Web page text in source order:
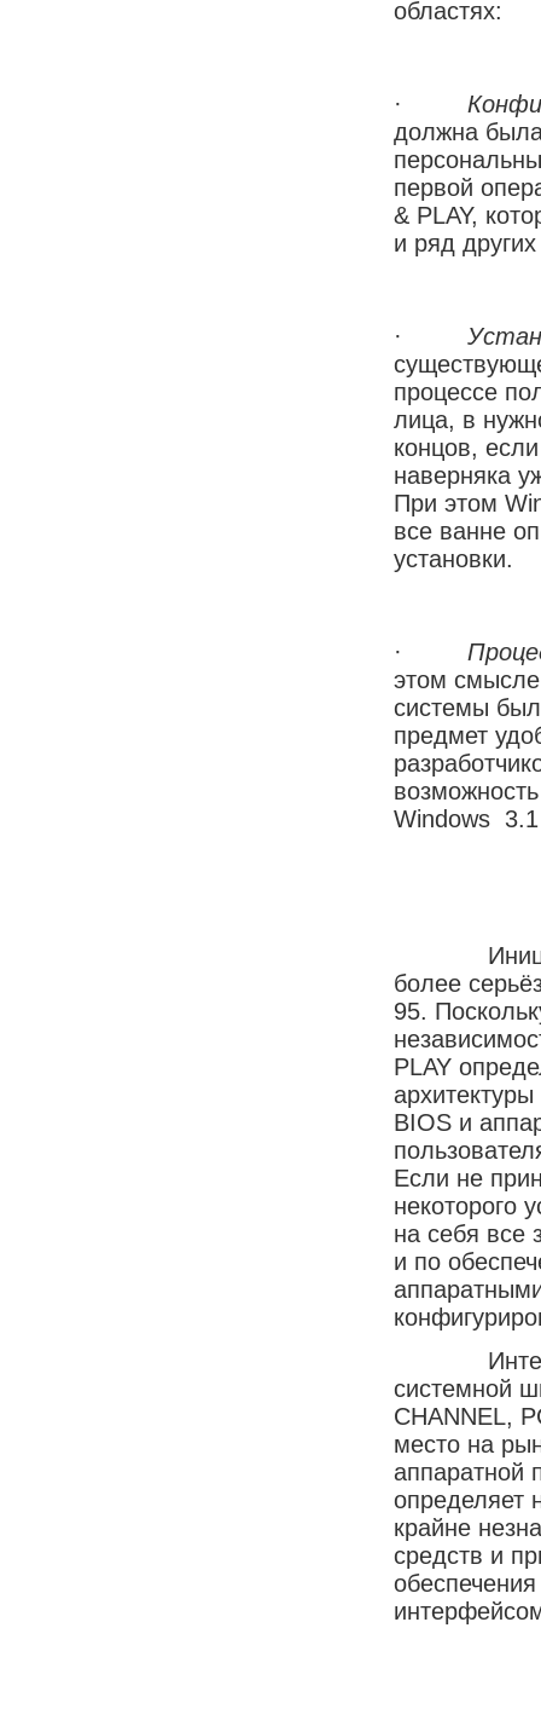
областях:
·
должна
первой
& PLAY,
и ряд
·
процессе
лица, в
концов,
наверняка
При этом
все ванне
установки.
·
этом
системы
предмет
Windows 3.1
более
95.
PLAY
BIOS и
Если не
некоторого
на себя все
и по
системной
CHANNEL,
место на
аппаратной
определяет
крайне
средств и